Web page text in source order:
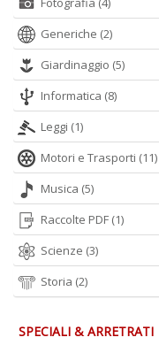
Generiche (2)
Giardinaggio (5)
Informatica (8)
Leggi (1)
Motori e Trasporti (11)
Musica (5)
Raccolte PDF (1)
Scienze (3)
Storia (2)
SPECIALI & ARRETRATI